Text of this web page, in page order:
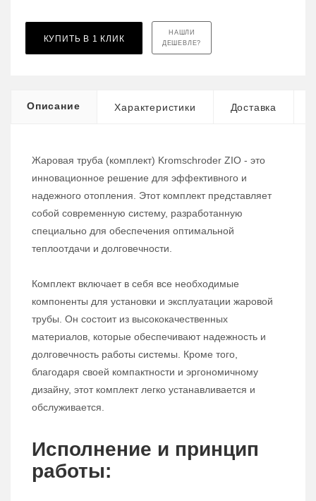
КУПИТЬ В 1 КЛИК
НАШЛИ
ДЕШЕВЛЕ?
Описание Характеристики Доставка
Жаровая труба (комплект) Kromschroder ZIO - это
инновационное решение для эффективного и
надежного отопления. Этот комплект представляет
собой современную систему, разработанную
специально для обеспечения оптимальной
теплоотдачи и долговечности.
Комплект включает в себя все необходимые
компоненты для установки и эксплуатации жаровой
трубы. Он состоит из высококачественных
материалов, которые обеспечивают надежность и
долговечность работы системы. Кроме того,
благодаря своей компактности и эргономичному
дизайну, этот комплект легко устанавливается и
обслуживается.
Исполнение и принцип
работы: